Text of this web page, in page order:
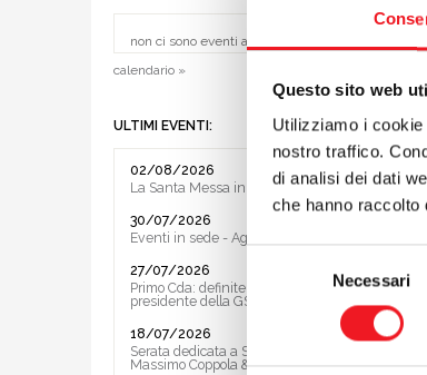
Questo sito web
Utilizziamo i
nostro traffico.
di analisi dei dati
che hanno
consenso
Necessari
non ci sono eventi al momento
calendario »
ULTIMI EVENTI:
02/08/2026
La Santa Messa in riva al lago
30/07/2026
Eventi in sede - Agosto 2026
27/07/2026
Primo Cda: definite le Vice ed il
presidente della GS
18/07/2026
Serata dedicata a Sting e ai Police con
Massimo Coppola & Band